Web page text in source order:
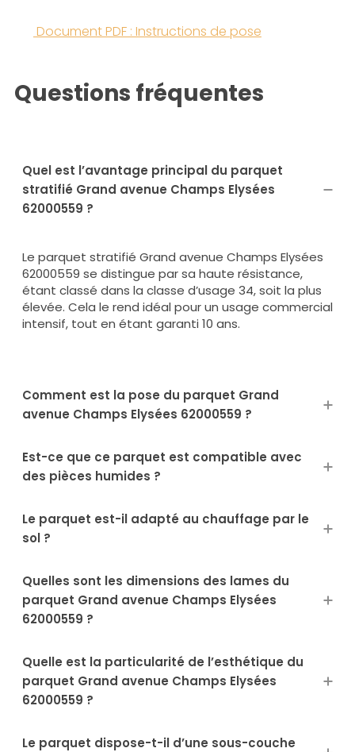
Document PDF : Instructions de pose
Questions fréquentes
Quel est l’avantage principal du parquet
stratifié Grand avenue Champs Elysées
62000559 ?
Le parquet stratifié Grand avenue Champs Elysées
62000559 se distingue par sa haute résistance,
étant classé dans la classe d’usage 34, soit la plus
élevée. Cela le rend idéal pour un usage commercial
intensif, tout en étant garanti 10 ans.
Comment est la pose du parquet Grand
avenue Champs Elysées 62000559 ?
Est-ce que ce parquet est compatible avec
des pièces humides ?
Le parquet est-il adapté au chauffage par le
sol ?
Quelles sont les dimensions des lames du
parquet Grand avenue Champs Elysées
62000559 ?
Quelle est la particularité de l’esthétique du
parquet Grand avenue Champs Elysées
62000559 ?
Le parquet dispose-t-il d’une sous-couche